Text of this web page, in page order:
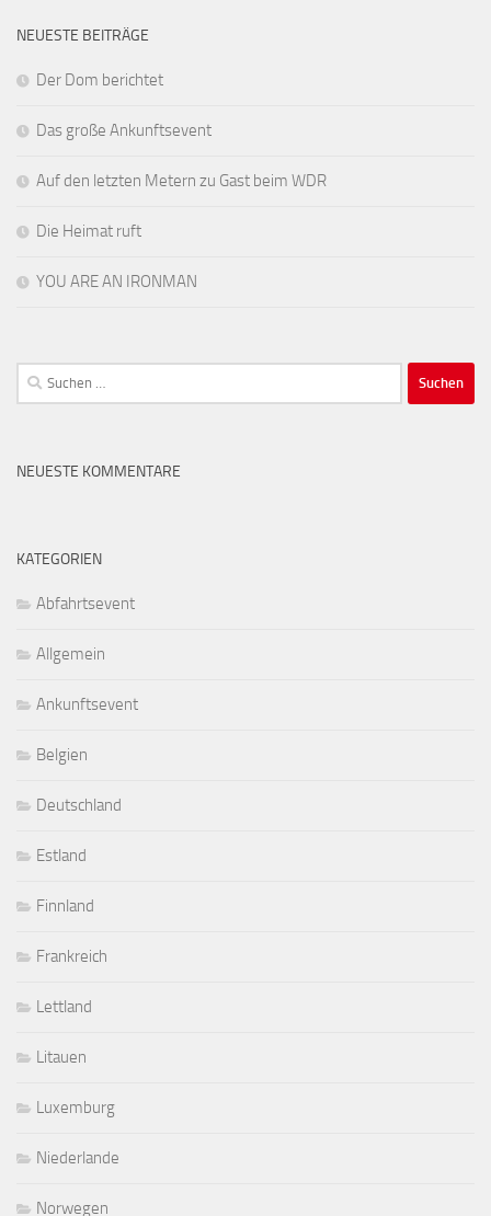
NEUESTE BEITRÄGE
Der Dom berichtet
Das große Ankunftsevent
Auf den letzten Metern zu Gast beim WDR
Die Heimat ruft
YOU ARE AN IRONMAN
Suchen
nach:
NEUESTE KOMMENTARE
KATEGORIEN
Abfahrtsevent
Allgemein
Ankunftsevent
Belgien
Deutschland
Estland
Finnland
Frankreich
Lettland
Litauen
Luxemburg
Niederlande
Norwegen